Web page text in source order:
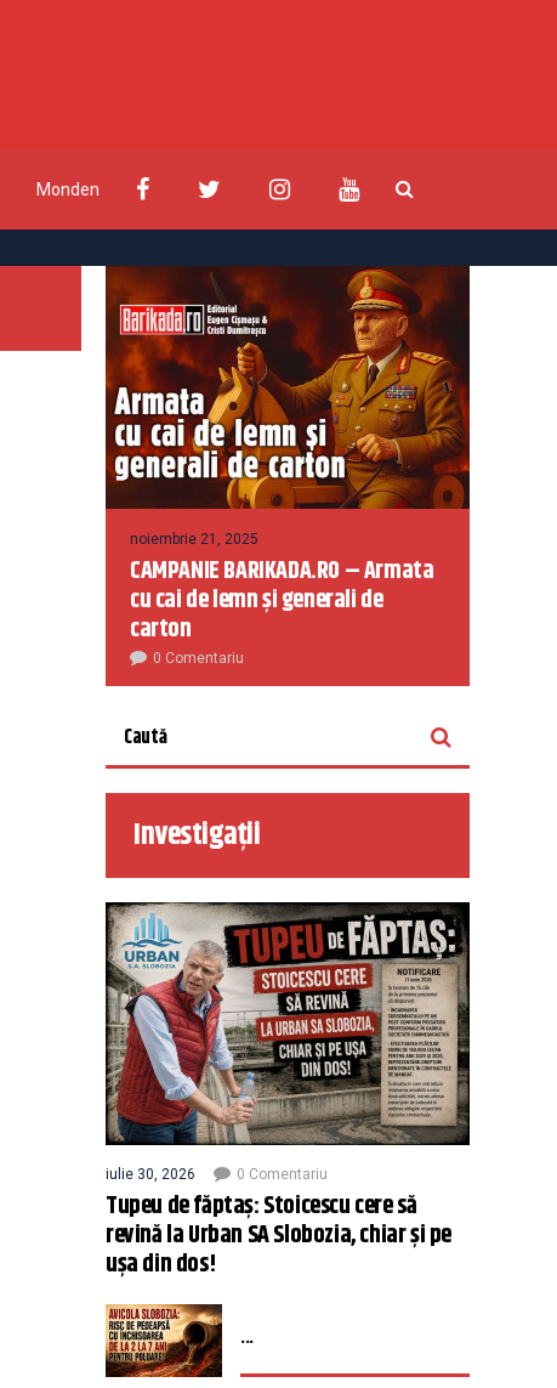
Monden
noiembrie 21, 2025
CAMPANIE BARIKADA.RO – Armata
cu cai de lemn și generali de
carton
0 Comentariu
Investigații
iulie 30, 2026 0 Comentariu
Tupeu de făptaș: Stoicescu cere să
revină la Urban SA Slobozia, chiar și pe
ușa din dos!
...